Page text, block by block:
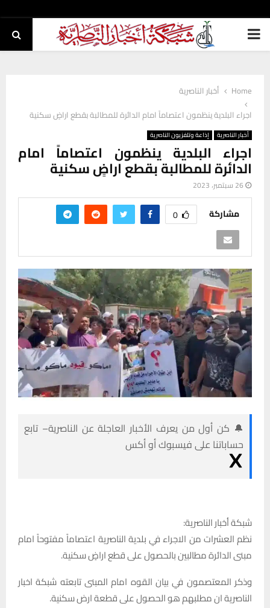
PRIMARY
Home
أخبار الناصرية
اجراء البلدية ينظمون اعتصاماً امام الدائرة للمطالبة بقطع اراضٍ سكنية
أخبار الناصرية إذاعة وتلفزيون الناصرية
اجراء البلدية ينظمون اعتصاماً امام
الدائرة للمطالبة بقطع اراضٍ سكنية
26 سبتمبر، 2023
مشاركة 0
🔔 كن أول من يعرف الأخبار العاجلة عن الناصرية– تابع
حساباتنا على فيسبوك أو أكس
شبكة أخبار الناصرية:
نظم العشرات من الاجراء في بلدية الناصرية اعتصاماً مفتوحاً امام
مبنى الدائرة مطالبين بالحصول على قطع اراضٍ سكنية.
وذكر المعتصمون في بيان القوه امام المبنى تابعته شبكة اخبار
الناصرية ان مطلبهم هو الحصول على قطعة ارض سكنية.